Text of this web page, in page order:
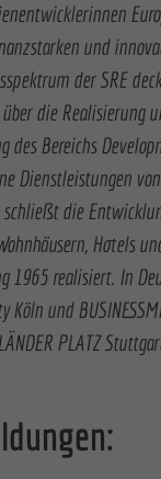
und
der SRE
die Realisierung
des Bereichs
Dienstleistungen
die
Hotels
1965 realisiert. In
Köln und
PLATZ